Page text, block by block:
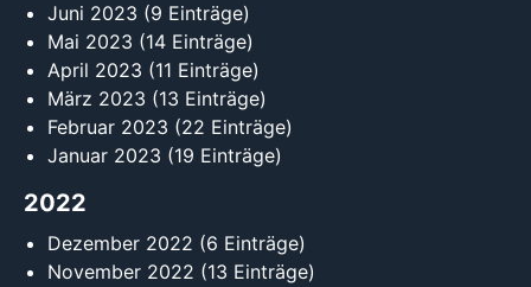
Juni 2023 (9 Einträge)
Mai 2023 (14 Einträge)
April 2023 (11 Einträge)
März 2023 (13 Einträge)
Februar 2023 (22 Einträge)
Januar 2023 (19 Einträge)
2022
Dezember 2022 (6 Einträge)
November 2022 (13 Einträge)